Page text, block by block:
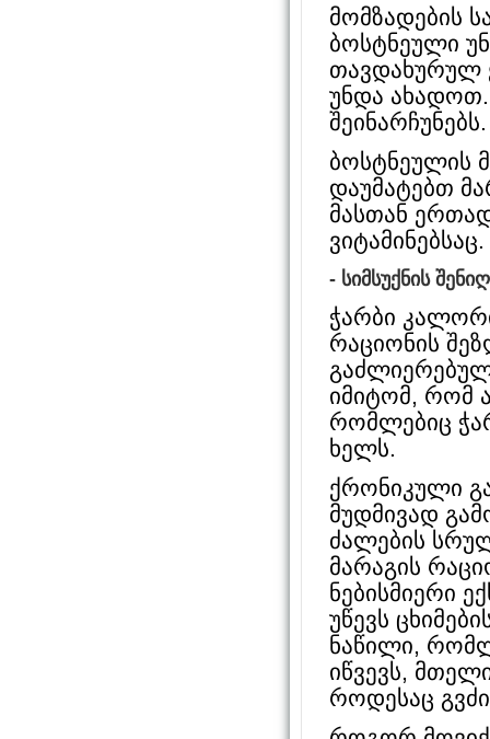
მომზადების
ბოსტნეული
თავდახურულ
უნდა
შეინარჩუნებს.
ბოსტნეულის
დაუმატებთ
მასთან
ვიტამინებსაც.
- სიმსუქნის
ჭარბი
რაციონის
იმიტომ, რომ
რომლებიც
ხელს.
ქრონიკული
მუდმივად
ძალების
მარაგის
ნებისმიერი
უწევს
ნაწილი,
იწვევს,
როდესაც